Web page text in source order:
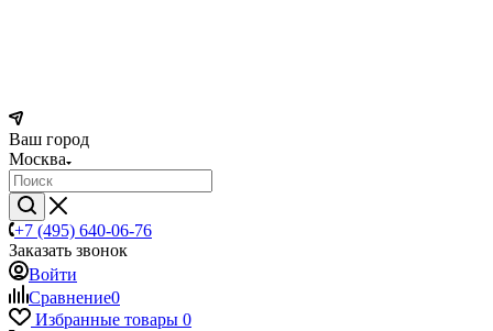
Ваш город
Москва
+7 (495) 640-06-76
Заказать звонок
Войти
Сравнение0
Избранные товары 0